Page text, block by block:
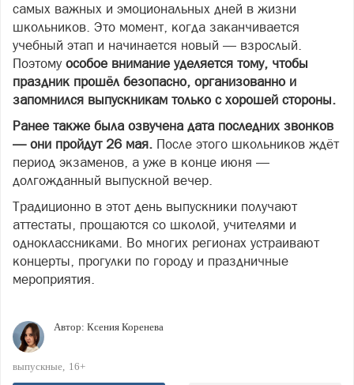
самых важных и эмоциональных дней в жизни
школьников. Это момент, когда заканчивается
учебный этап и начинается новый — взрослый.
Поэтому особое внимание уделяется тому, чтобы
праздник прошёл безопасно, организованно и
запомнился выпускникам только с хорошей стороны.
Ранее также была озвучена дата последних звонков
— они пройдут 26 мая. После этого школьников ждёт
период экзаменов, а уже в конце июня —
долгожданный выпускной вечер.
Традиционно в этот день выпускники получают
аттестаты, прощаются со школой, учителями и
одноклассниками. Во многих регионах устраивают
концерты, прогулки по городу и праздничные
мероприятия.
Автор: Ксения Коренева
выпускные 16+